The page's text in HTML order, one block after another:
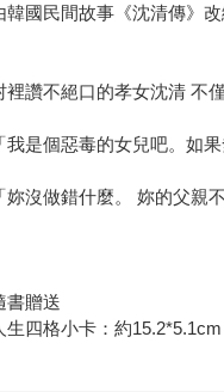
韓國民間故事《沈清傳》
裡讚不絕口的孝女沈清 不
「我是個惡毒的女兒吧。如
「妳沒做錯什麼。 妳的父親
書贈送
生四格小卡：約